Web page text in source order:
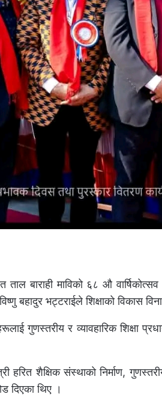
बाराही माविको ६८ औ
बहादुर भट्टराईले शिक्षाको विकास
गुणस्तरीय र व्यावहारिक शिक्षा
हरित शैक्षिक संस्थाको निर्माण,
दिएका थिए ।